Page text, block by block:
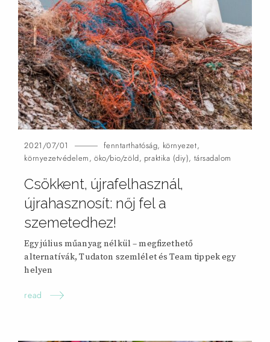
2021/07/01 fenntarthatóság, környezet,
környezetvédelem,öko/bio/zöld, praktika (diy), társadalom
Csökkent, újrafelhasznál,
újrahasznosít: nőj fel a
szemetedhez!
Egy július műanyag nélkül – megfizethető
alternatívák, Tudaton szemlélet és Team tippek egy
helyen
read